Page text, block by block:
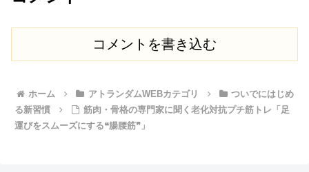
コメントを書き込む
ホーム アトランダムWEBカテゴリ
ついでにはじめ
る新習慣
筋肉・骨格の専門家に聞く老化対抗プチ筋トレ「足
運びをスムーズにする❝腸腰筋❞」